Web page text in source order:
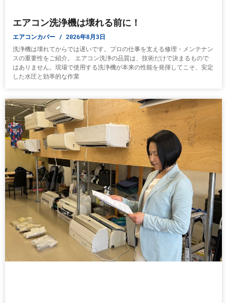
エアコン洗浄機は壊れる前に！
エアコンカバー 2026年8月3日
洗浄機は壊れてからでは遅いです。プロの仕事を支える修理・メンテナン
スの重要性をご紹介。 エアコン洗浄の品質は、技術だけで決まるもので
はありません。現場で使用する洗浄機が本来の性能を発揮してこそ、安定
した水圧と効率的な作業